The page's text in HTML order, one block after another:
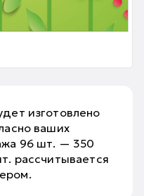
изготовлено
ваших
96 шт. — 350
рассчитывается